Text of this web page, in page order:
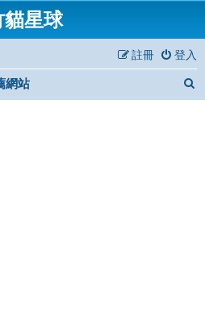
貓星球
登入
註冊
網站